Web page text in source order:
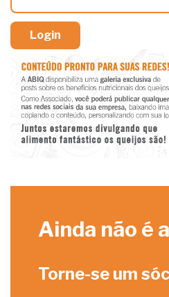
Ainda não é
Torne-se um